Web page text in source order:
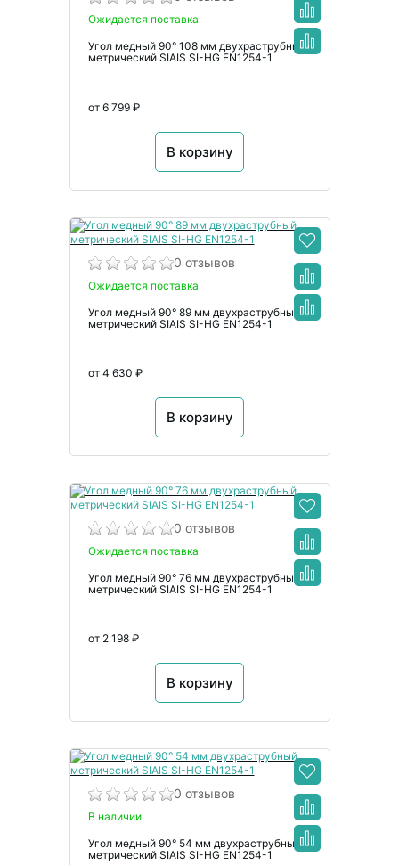
Ожидается поставка
Угол медный 90° 108 мм двухраструбный
метрический SIAIS SI-HG EN1254-1
от 6 799 ₽
В корзину
0 отзывов
Ожидается поставка
Угол медный 90° 89 мм двухраструбный
метрический SIAIS SI-HG EN1254-1
от 4 630 ₽
В корзину
0 отзывов
Ожидается поставка
Угол медный 90° 76 мм двухраструбный
метрический SIAIS SI-HG EN1254-1
от 2 198 ₽
В корзину
0 отзывов
В наличии
Угол медный 90° 54 мм двухраструбный
метрический SIAIS SI-HG EN1254-1